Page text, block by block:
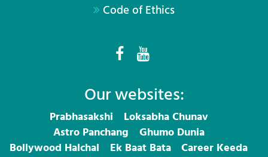
Code of Ethics
Our websites:
Prabhasakshi
Loksabha Chunav
Astro Panchang
Ghumo Dunia
Bollywood Halchal
Ek Baat Bata
Career Keeda